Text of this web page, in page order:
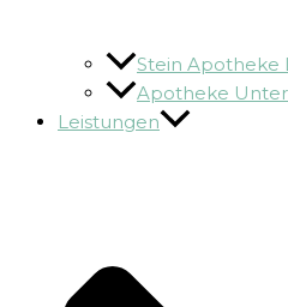
Stein Apotheke
Apotheke
Leistungen